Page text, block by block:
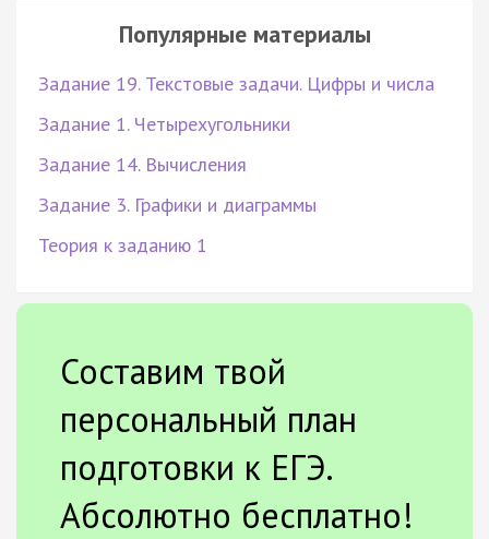
Популярные материалы
Задание 19. Текстовые задачи. Цифры и числа
Задание 1. Четырехугольники
Задание 14. Вычисления
Задание 3. Графики и диаграммы
Теория к заданию 1
Составим твой
персональный план
подготовки к ЕГЭ.
Абсолютно бесплатно!